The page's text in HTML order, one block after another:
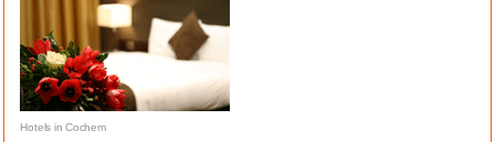
Hotels in Cochem